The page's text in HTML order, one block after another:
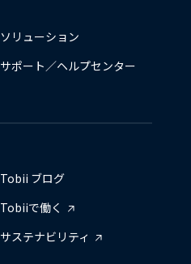
ソリューション
サポート／ヘルプセンター
Tobii ブログ
Tobiiで働く
サステナビリティ